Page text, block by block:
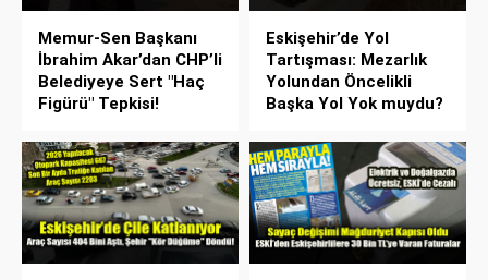
Memur-Sen Başkanı
İbrahim Akar’dan CHP’li
Belediyeye Sert "Haç
Figürü" Tepkisi!
Eskişehir’de Yol
Tartışması: Mezarlık
Yolundan Öncelikli
Başka Yol Yok muydu?